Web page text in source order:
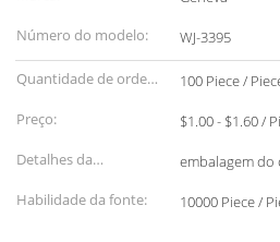
Número do modelo:
WJ-3395
Quantidade de ordem
mínima:
100 Piece /
Preço:
$1.00
Detalhes da
embalagem:
embalagem do
Habilidade da fonte:
10000 Piece /